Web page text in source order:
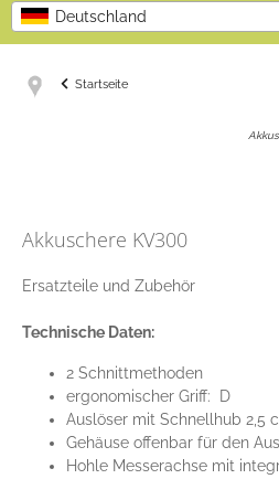
Deutschland
Startseite
Akkuschere KV300
Ersatzteile und Zubehör
Technische Daten:
2 Schnittmethoden
ergonomischer Griff: D
Auslöser mit Schnellhub 2,5
Gehäuse offenbar für den
Hohle Messerachse mit